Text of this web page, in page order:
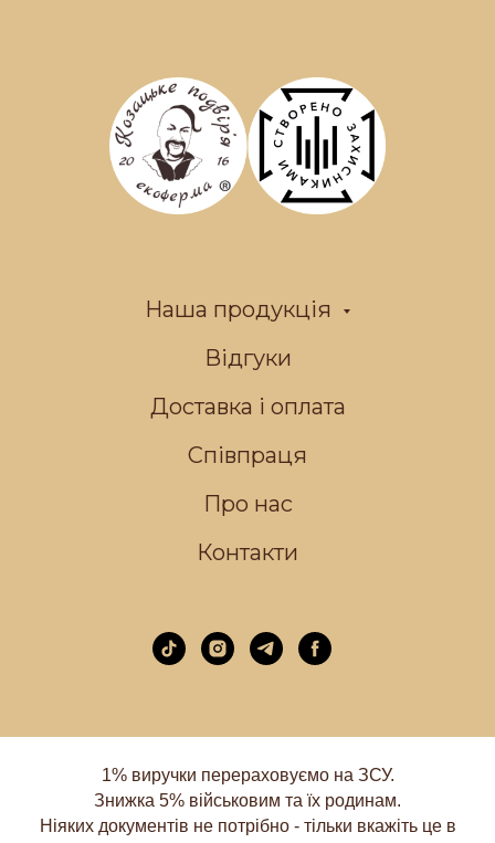
Наша продукція
Відгуки
Доставка і оплата
Співпраця
Про нас
Контакти
1% виручки перераховуємо на ЗСУ.
Знижка 5% військовим та їх родинам.
Ніяких документів не потрібно - тільки вкажіть це в